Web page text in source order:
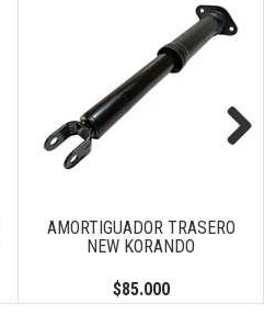
AMORTIGUADOR TRASERO
NEW KORANDO
$85.000